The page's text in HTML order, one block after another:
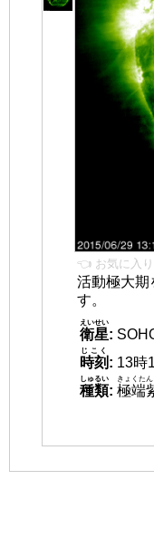
👈 お気に入り
活動極大期
す。
衛星
えいせい
:
時刻
じこく
: 13時
種類
しゅるい
: 極端
きょくた